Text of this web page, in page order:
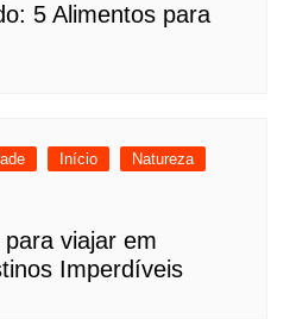
5 Alimentos para
Início
Natureza
viajar em
Imperdíveis